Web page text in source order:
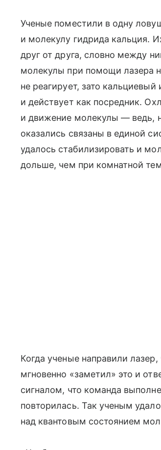
Ученые поместили в одну
и молекулу гидрида кальция.
друг от друга, словно между
молекулы при помощи лазера
не реагирует, зато
и действует как посредник.
и движение молекулы — ведь,
оказались связаны в единой
удалось стабилизировать и
дольше, чем при комнатной
Когда ученые направили
мгновенно «заметил» это и
сигналом, что команда
повторилась. Так ученым
над квантовым состоянием